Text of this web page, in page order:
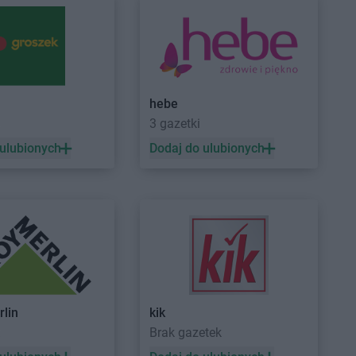
Mazowiecki
PEPCO
Grudziądz
PEPCO Gryfice
PEPCO
PEPCO Gubin
Istebna
PEPCO
PEPCO
Jordanów
hebe
3 gazetki
Dodaj do ulubionych
kik
Brak gazetek